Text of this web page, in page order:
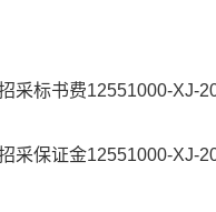
采标书费12551000-XJ-
采保证金12551000-XJ-